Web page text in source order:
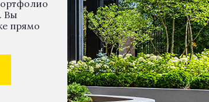
Вы
прямо